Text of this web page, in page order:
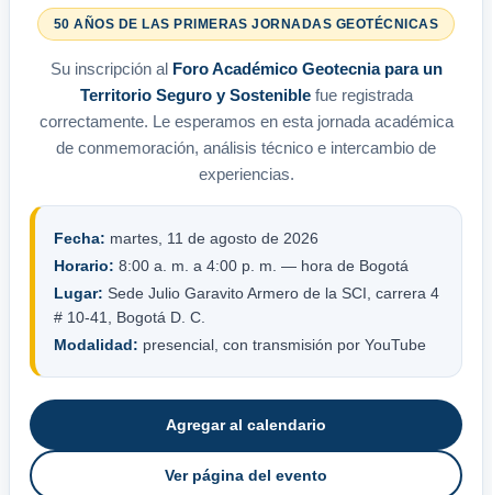
50 AÑOS DE LAS PRIMERAS JORNADAS GEOTÉCNICAS
Su inscripción al Foro Académico Geotecnia para un
Territorio Seguro y Sosteniblefue registrada
correctamente. Le esperamos en esta jornada académica
de conmemoración, análisis técnico e intercambio de
experiencias.
Fecha: martes, 11 de agosto de 2026
Horario: 8:00 a. m. a 4:00 p. m. — hora de Bogotá
Lugar: Sede Julio Garavito Armero de la SCI, carrera 4
# 10-41, Bogotá D. C.
Modalidad: presencial, con transmisión por YouTube
Agregar al calendario
Ver página del evento